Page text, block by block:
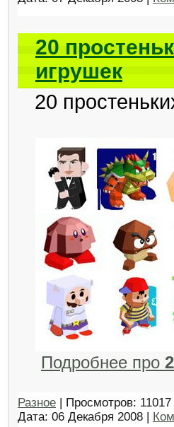
20
игрушек
20
Подробнее про
Разное | Просмотров:
Дата: 06 Декабря 2008 |